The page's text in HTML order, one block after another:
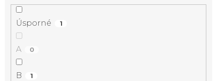
Úsporné 1
A 0
B 1